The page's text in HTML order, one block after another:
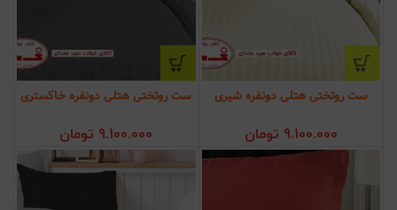
ست روتختی هتلی دونفره شیری
9.100.000 تومان
ست روتختی هتلی دونفره خاکستری
9.100.000 تومان